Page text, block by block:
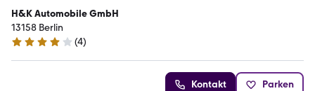
H&K Automobile GmbH
13158 Berlin
3.9 Sterne
(4)
Kontakt Parken